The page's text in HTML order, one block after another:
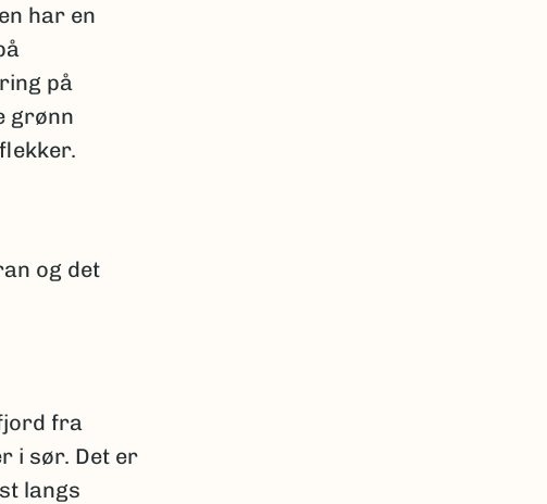
har en
på
grønn
og det
fra
i sør. Det er
langs